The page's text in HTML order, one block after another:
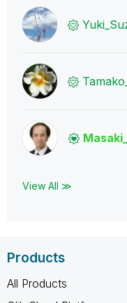
View All ≫
Products
All Products